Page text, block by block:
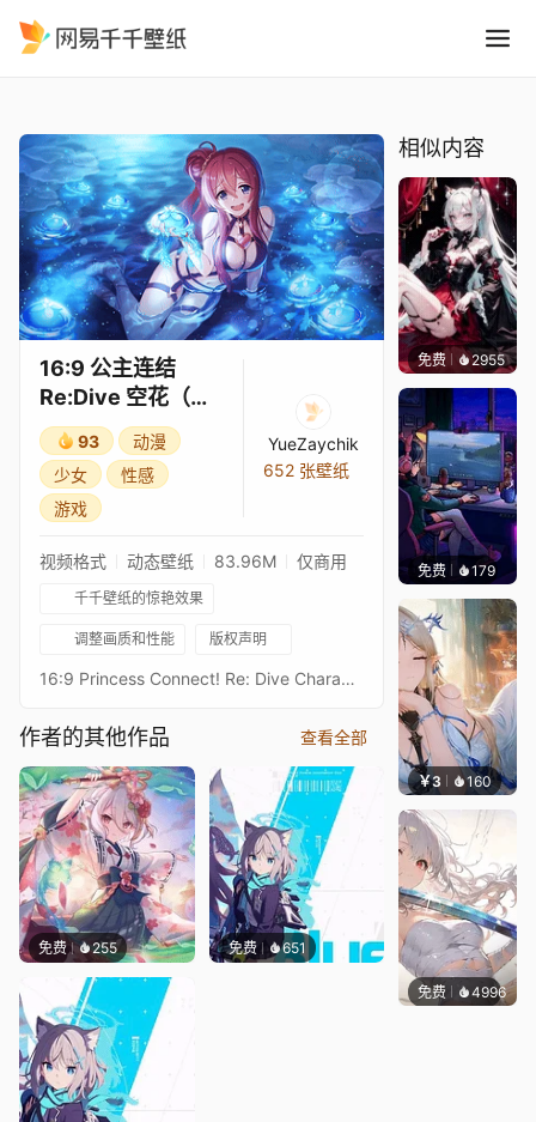
16:9 公主连结
Re:Dive 空花（夏
日）3★
93
动漫
少女
性感
游戏
YueZaychik
652 张壁纸
视频格式 动态壁纸 83.96M 仅商用
千千壁纸的惊艳效果
调整画质和性能 版权声明
16:9 Princess Connect! Re: Dive Character Live Wallpaperプリンセスコネクトリダイブ超异域公主连结！Re: DiveResolution: 16:9 3584 x 2016Overall Bit Rate: ≈40Mb/s ± 3Mb/s3★空花 夏日3★クウカ（サマー） - KūkaAfter Waifu2x upscaling + FFmpeg frame processing21:9 3440 x 1440 Resolution：https://steamcommunity.com/sharedfiles/filedetails/?id=3016977553Princess Connect! Re: Dive 16:9 Collections：https://steamcommunity.com/sharedfiles/filedetails/?id=2134024999Princess Connect! Re: Dive 21:9 Collections：https://steamcommunity.com/sharedfiles/filedetails/?id=2137377323
作者的其他作品 查看全部
免费 255 免费 651
相似内容
免费 2955Kyllar
免费 179
￥3 160 豆子
免费 4996